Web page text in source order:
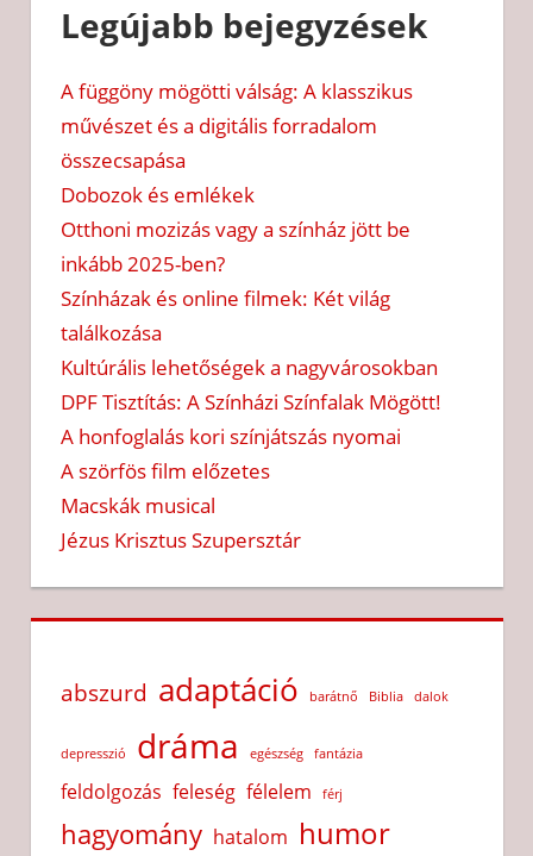
Legújabb bejegyzések
A függöny mögötti válság: A klasszikus
művészet és a digitális forradalom
összecsapása
Dobozok és emlékek
Otthoni mozizás vagy a színház jött be
inkább 2025-ben?
Színházak és online filmek: Két világ
találkozása
Kultúrális lehetőségek a nagyvárosokban
DPF Tisztítás: A Színházi Színfalak Mögött!
A honfoglalás kori színjátszás nyomai
A szörfös film előzetes
Macskák musical
Jézus Krisztus Szupersztár
abszurd adaptáció barátnő Biblia dalok
depresszió dráma egészség fantázia
feldolgozás feleség félelem férj
hagyomány hatalom humor